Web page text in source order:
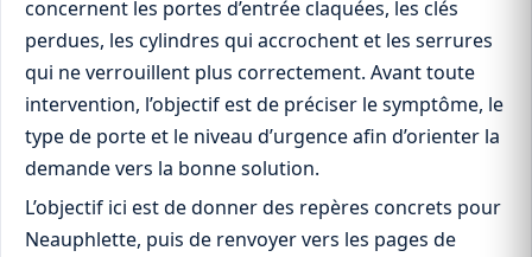
concernent les portes d’entrée claquées, les clés
perdues, les cylindres qui accrochent et les serrures
qui ne verrouillent plus correctement. Avant toute
intervention, l’objectif est de préciser le symptôme, le
type de porte et le niveau d’urgence afin d’orienter la
demande vers la bonne solution.
L’objectif ici est de donner des repères concrets pour
Neauphlette, puis de renvoyer vers les pages de